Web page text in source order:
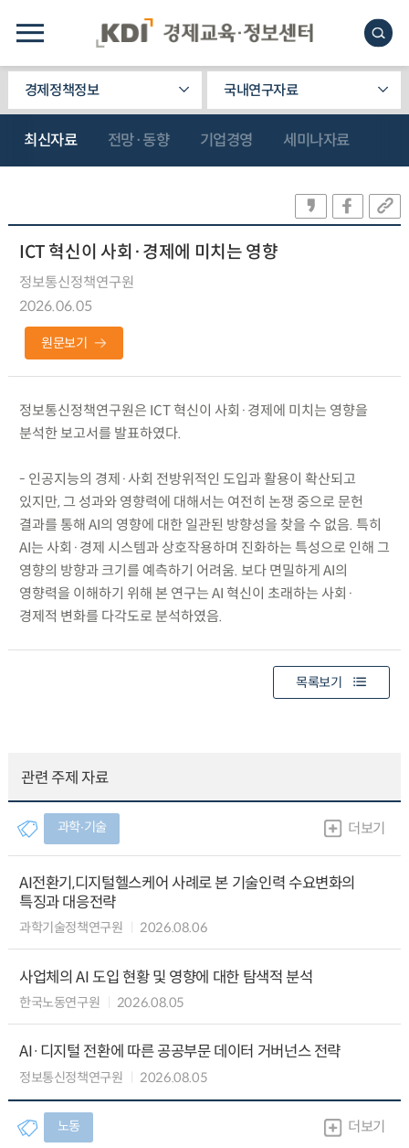
경제정책정보 국내연구자료
최신자료 전망·동향 기업경영 세미나자료
ICT 혁신이 사회·경제에 미치는 영향
정보통신정책연구원
2026.06.05
원문보기
정보통신정책연구원은 ICT 혁신이 사회·경제에 미치는 영향을
분석한 보고서를 발표하였다.
- 인공지능의 경제·사회 전방위적인 도입과 활용이 확산되고
있지만, 그 성과와 영향력에 대해서는 여전히 논쟁 중으로 문헌
결과를 통해 AI의 영향에 대한 일관된 방향성을 찾을 수 없음. 특히
AI는 사회·경제 시스템과 상호작용하며 진화하는 특성으로 인해 그
영향의 방향과 크기를 예측하기 어려움. 보다 면밀하게 AI의
영향력을 이해하기 위해 본 연구는 AI 혁신이 초래하는 사회·
경제적 변화를 다각도로 분석하였음.
목록보기
관련 주제 자료
과학∙기술 더보기
AI전환기,디지털헬스케어 사례로 본 기술인력 수요변화의
특징과 대응전략
과학기술정책연구원 2026.08.06
사업체의 AI 도입 현황 및 영향에 대한 탐색적 분석
한국노동연구원 2026.08.05
AI·디지털 전환에 따른 공공부문 데이터 거버넌스 전략
정보통신정책연구원 2026.08.05
노동 더보기